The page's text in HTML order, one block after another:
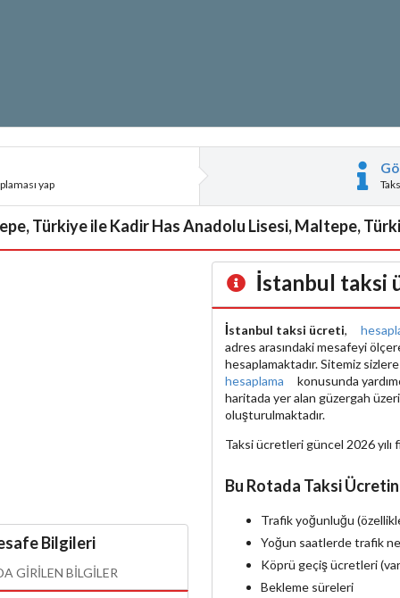
yap
Türkiye ile Kadir Has Anadolu Lisesi, Maltepe,
Bilgileri
GIRILEN BILGILER
İstanbul taksi
İstanbul taksi ücreti,
adres arasındaki mesafeyi
hesaplamaktadır. Sitemiz
hesaplama
konusunda
haritada yer alan güzergah
oluşturulmaktadır.
Taksi ücretleri güncel 2026 yılı
Bu Rotada Taksi
Trafik yoğunluğu
Yoğun saatlerde trafik
Köprü geçiş ücretleri
Bekleme süreleri